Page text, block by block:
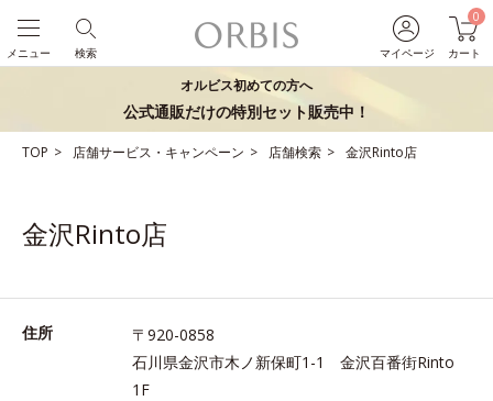
マイページ
0
カート
検索
メニュー
オルビス初めての方へ
公式通販だけの特別セット販売中！
TOP 店舗サービス・キャンペーン 店舗検索 金沢Rinto店
金沢Rinto店
住所
〒920-0858
石川県金沢市木ノ新保町1-1 金沢百番街Rinto
1F